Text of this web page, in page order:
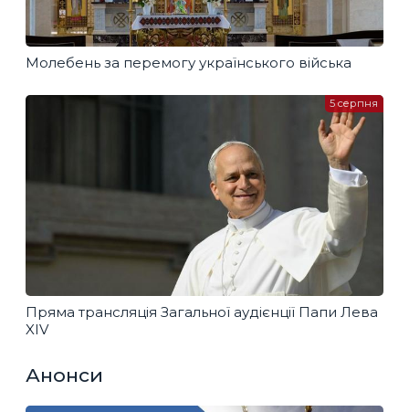
Молебень за перемогу українського війська
Пряма трансляція Загальної аудієнції Папи Лева
XIV
5 серпня
Анонси